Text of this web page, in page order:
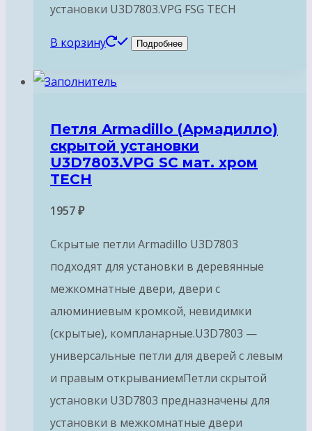
установки U3D7803.VPG FSG TECH
В корзину Подробнее
Петля Armadillo (Армадилло)
скрытой установки
U3D7803.VPG SC мат. хром
TECH
1957₽
Скрытые петли Armadillo U3D7803
подходят для установки в деревянные
межкомнатные двери, двери с
алюминиевым кромкой, невидимки
(скрытые), компланарные.U3D7803 —
универсальные петли для дверей с левым
и правым открываниемПетли скрытой
установки U3D7803 предназначены для
установки в межкомнатные двери